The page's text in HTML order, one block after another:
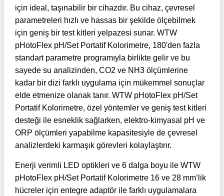
için ideal, taşınabilir bir cihazdır. Bu cihaz, çevresel
parametreleri hızlı ve hassas bir şekilde ölçebilmek
için geniş bir test kitleri yelpazesi sunar. WTW
pHotoFlex pH/Set Portatif Kolorimetre, 180'den fazla
standart parametre programıyla birlikte gelir ve bu
sayede su analizinden, CO2 ve NH3 ölçümlerine
kadar bir dizi farklı uygulama için mükemmel sonuçlar
elde etmenize olanak tanır. WTW pHotoFlex pH/Set
Portatif Kolorimetre, özel yöntemler ve geniş test kitleri
desteği ile esneklik sağlarken, elektro-kimyasal pH ve
ORP ölçümleri yapabilme kapasitesiyle de çevresel
analizlerdeki karmaşık görevleri kolaylaştırır.
Enerji verimli LED optikleri ve 6 dalga boyu ile WTW
pHotoFlex pH/Set Portatif Kolorimetre 16 ve 28 mm’lik
hücreler için entegre adaptör ile farklı uygulamalara